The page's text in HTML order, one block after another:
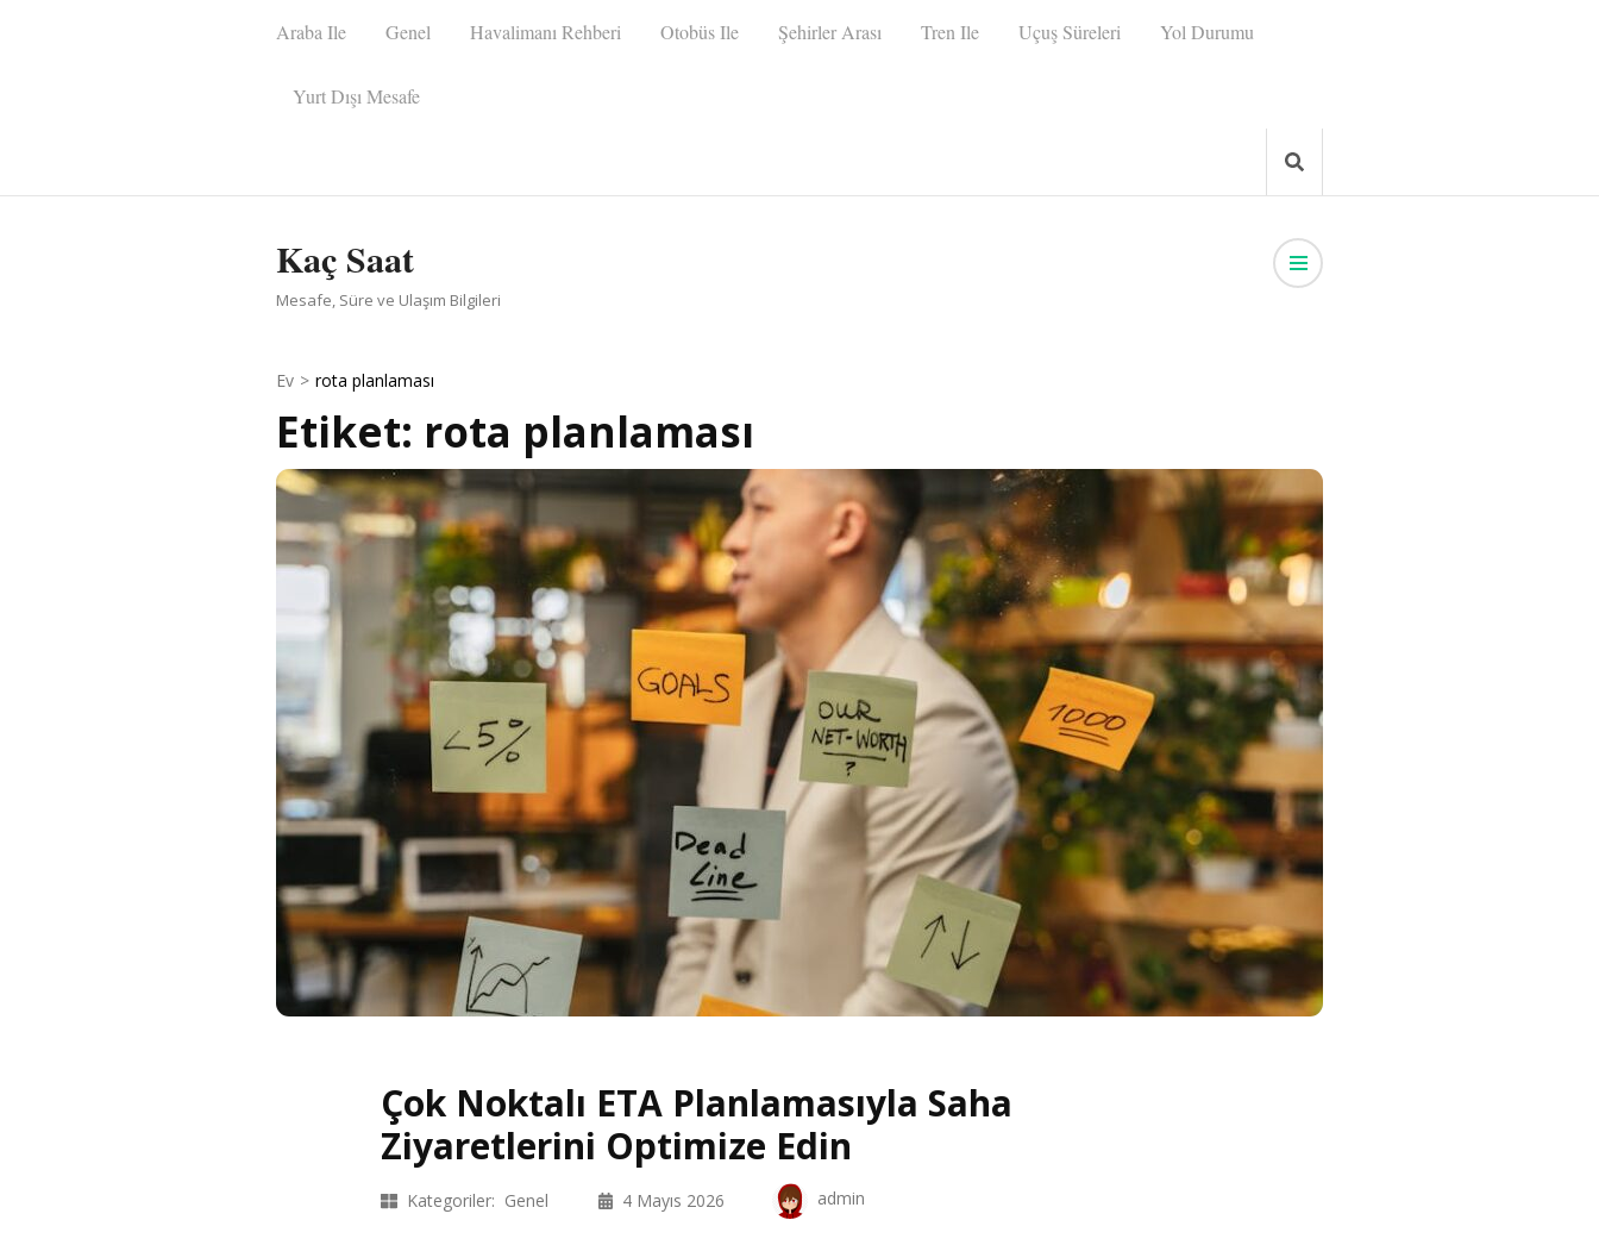
Araba Ile Genel Havalimanı Rehberi Otobüs Ile Şehirler Arası Tren Ile Uçuş Süreleri Yol Durumu
Yurt Dışı Mesafe
Kaç Saat
Mesafe, Süre ve Ulaşım Bilgileri
Ev > rota planlaması
Etiket: rota planlaması
Çok Noktalı ETA Planlamasıyla Saha
Ziyaretlerini Optimize Edin
Kategoriler: Genel 4 Mayıs 2026 admin